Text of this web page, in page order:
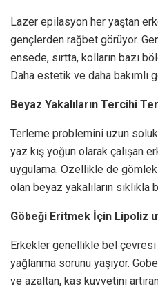
Lazer epilasyon her yaştan
gençlerden rağbet görüyor.
ensede, sırtta, kolların bazı
Daha estetik ve daha bakımlı
Beyaz Yakalıların Tercihi
Terleme problemini uzun
yaz kış yoğun olarak çalışan
uygulama. Özellikle de
olan beyaz yakalıların sıklıkla
Göbeği Eritmek İçin Lipoliz
Erkekler genellikle bel
yağlanma sorunu yaşıyor.
ve azaltan, kas kuvvetini